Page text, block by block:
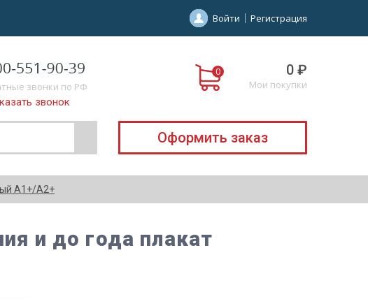
Войти Регистрация
звонки по РФ
звонок
0 ₽
Мои покупки
Оформить заказ
А1+/А2+
и до года плакат